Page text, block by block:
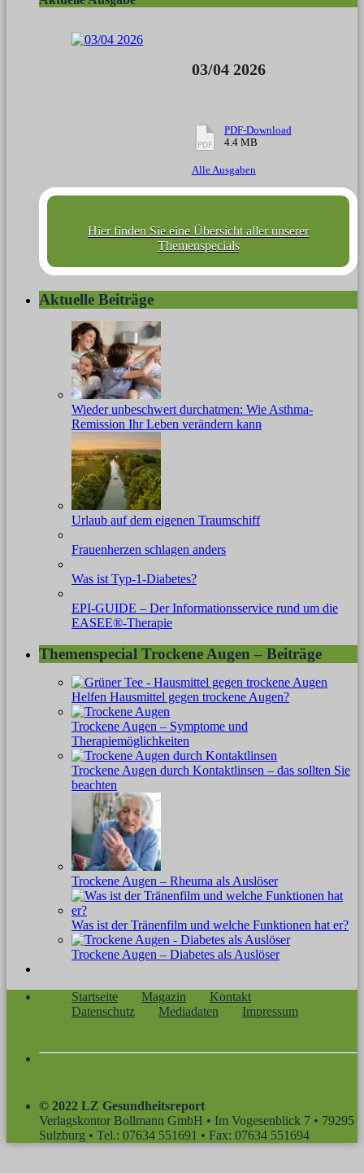
03/04 2026
PDF-Download
4.4 MB
Alle Ausgaben
Hier finden Sie eine Übersicht aller unserer
Themenspecials
Aktuelle Beiträge
Wieder unbeschwert durchatmen: Wie Asthma-
Remission Ihr Leben verändern kann
Urlaub auf dem eigenen Traumschiff
Frauenherzen schlagen anders
Was ist Typ-1-Diabetes?
EPI-GUIDE – Der Informationsservice rund um die
EASEE®-Therapie
Themenspecial Trockene Augen – Beiträge
Helfen Hausmittel gegen trockene Augen?
Trockene Augen – Symptome und
Therapiemöglichkeiten
Trockene Augen durch Kontaktlinsen – das sollten Sie
beachten
Trockene Augen – Rheuma als Auslöser
Was ist der Tränenfilm und welche Funktionen hat er?
Trockene Augen – Diabetes als Auslöser
Startseite Magazin
Kontakt
Datenschutz
Mediadaten Impressum
© 2022 LZ Gesundheitsreport
Verlagskontor Bollmann GmbH • Im Vogesenblick 7 • 79295
Sulzburg • Tel.: 07634 551691 • Fax: 07634 551694